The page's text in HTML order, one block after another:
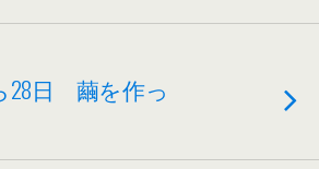
28日 繭を作っ